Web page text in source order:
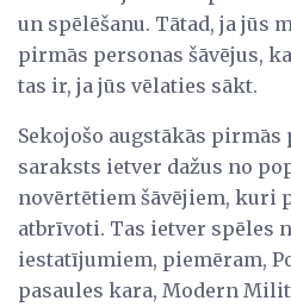
un spēlēšanu. Tātad, ja jūs
pirmās personas šāvējus,
tas ir, ja jūs vēlaties sākt.
Sekojošo augstākās pirmās
saraksts ietver dažus no
novērtētiem šāvējiem, kuri
atbrīvoti. Tas ietver spēles
iestatījumiem, piemēram,
pasaules kara, Modern